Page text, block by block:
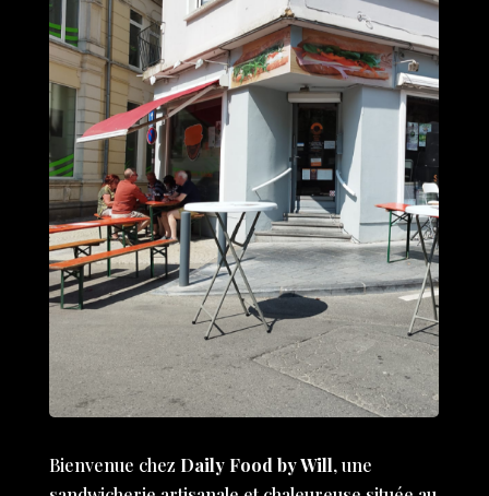
Bienvenue chez Daily Food by Will, une